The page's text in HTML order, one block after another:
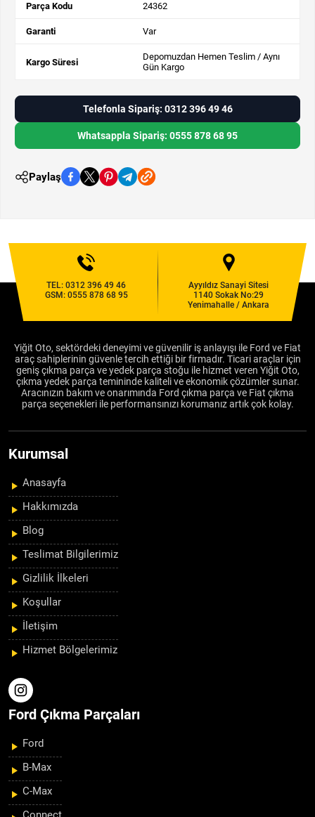
Parça Kodu 24362
Garanti Var
Kargo Süresi
Depomuzdan Hemen Teslim / Aynı
Gün Kargo
Telefonla Sipariş: 0312 396 49 46
Whatsappla Sipariş: 0555 878 68 95
Paylaş
TEL:0312 396 49 46
GSM: 0555 878 68 95
Ayyıldız Sanayi Sitesi
1140 Sokak No:29
Yenimahalle / Ankara
Yiğit Oto, sektördeki deneyimi ve güvenilir iş anlayışı ile Ford ve Fiat
araç sahiplerinin güvenle tercih ettiği bir firmadır. Ticari araçlar için
geniş çıkma parça ve yedek parça stoğu ile hizmet veren Yiğit Oto,
çıkma yedek parça temininde kaliteli ve ekonomik çözümler sunar.
Aracınızın bakım ve onarımında Ford çıkma parça ve Fiat çıkma
parça seçenekleri ile performansınızı korumanız artık çok kolay.
Kurumsal
Anasayfa
Hakkımızda
Blog
Teslimat Bilgilerimiz
Gizlilik İlkeleri
Koşullar
İletişim
Hizmet Bölgelerimiz
Ford Çıkma Parçaları
Ford
B-Max
C-Max